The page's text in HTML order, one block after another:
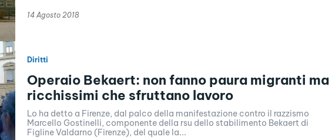
14 Agosto 2018
Diritti
Operaio Bekaert: non fanno paura migranti ma
ricchissimi che sfruttano lavoro
Lo ha detto a Firenze, dal palco della manifestazione contro il razzismo
Marcello Gostinelli, componente della rsu dello stabilimento Bekaert di
Figline Valdarno (Firenze), del quale la...